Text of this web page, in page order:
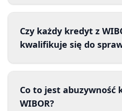
Czy każdy kredyt z
kwalifikuje się do
Co to jest abuzywność
WIBOR?